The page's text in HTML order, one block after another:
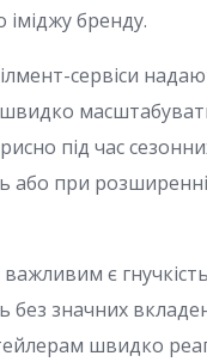
бренду.
сервіси
під час
або при
є гнучкість
без значних
швидко